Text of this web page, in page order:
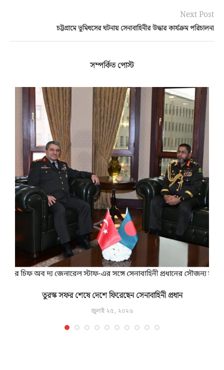
Next Post
চট্টগ্রামে ভূমিধসের ঘটনায় সেনাবাহিনীর উদ্ধার কার্যক্রম পরিচালনা
সম্পর্কিত পোস্ট
তুরস্ক সফর শেষে দেশে ফিরেছেন সেনাবাহিনী প্রধান
জুলাই ২৫, ২০২৬